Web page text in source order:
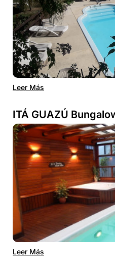
Leer Más
ITÁ GUAZÚ
Leer Más